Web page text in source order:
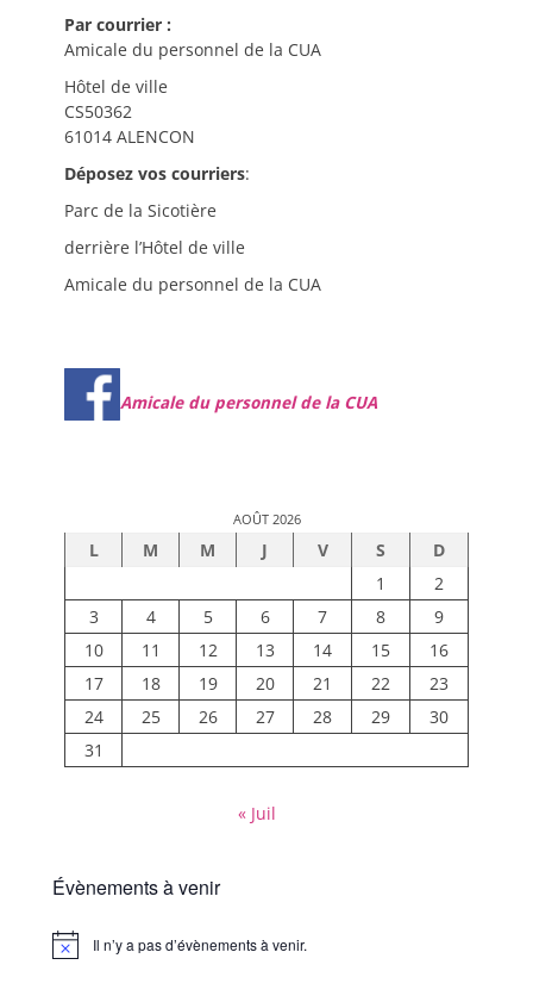
Par courrier :
Amicale du personnel de la CUA
Hôtel de ville
CS50362
61014 ALENCON
Déposez vos courriers:
Parc de la Sicotière
derrière l’Hôtel de ville
Amicale du personnel de la CUA
Amicale du personnel de la CUA
AOÛT 2026
L M M J V S
D
1
2
3
4 5 6 7 8
9
10
11 12 13 14 15
16
17
18 19 20 21 22
23
24
25 26 27 28 29
30
31
« Juil
Évènements à venir
Notice Il n’y a pas d’évènements à venir.